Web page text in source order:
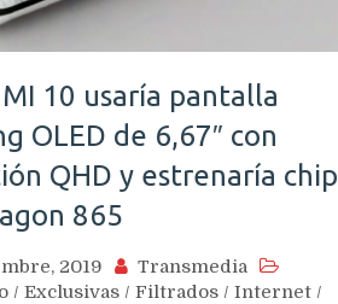
10 usaría pantalla
OLED de 6,67″ con
QHD y estrenaría chip
865
2019
Transmedia
/ Exclusivas / Filtrados / Internet /